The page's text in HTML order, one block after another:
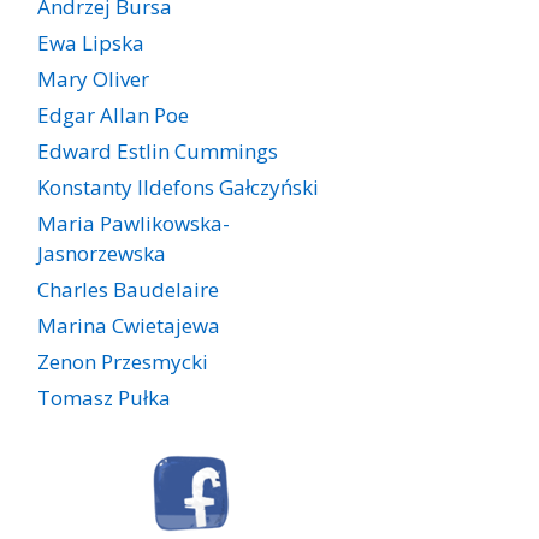
Andrzej Bursa
Ewa Lipska
Mary Oliver
Edgar Allan Poe
Edward Estlin Cummings
Konstanty Ildefons Gałczyński
Maria Pawlikowska-
Jasnorzewska
Charles Baudelaire
Marina Cwietajewa
Zenon Przesmycki
Tomasz Pułka